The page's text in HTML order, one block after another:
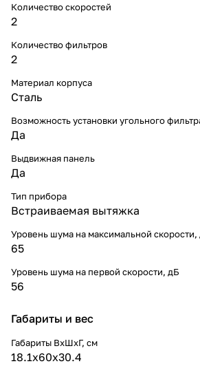
Количество скоростей
2
Количество фильтров
2
Материал корпуса
Сталь
Возможность установки угольного
Да
Выдвижная панель
Да
Тип прибора
Встраиваемая вытяжка
Уровень шума на максимальной скорости,
65
Уровень шума на первой скорости, дБ
56
Габариты и вес
Габариты ВхШхГ, cм
18.1x60x30.4